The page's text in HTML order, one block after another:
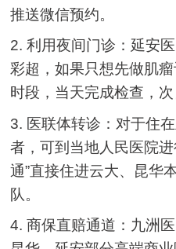
推送微信预约。
2. 利用夜间门诊：延安
彩超，如果只想先做肌
时段，当天完成检查，
3. 医联体转诊：对于住
者，可到当地人民医院
通”直接住进云大、昆华
队。
4. 商保直赔通道：九洲